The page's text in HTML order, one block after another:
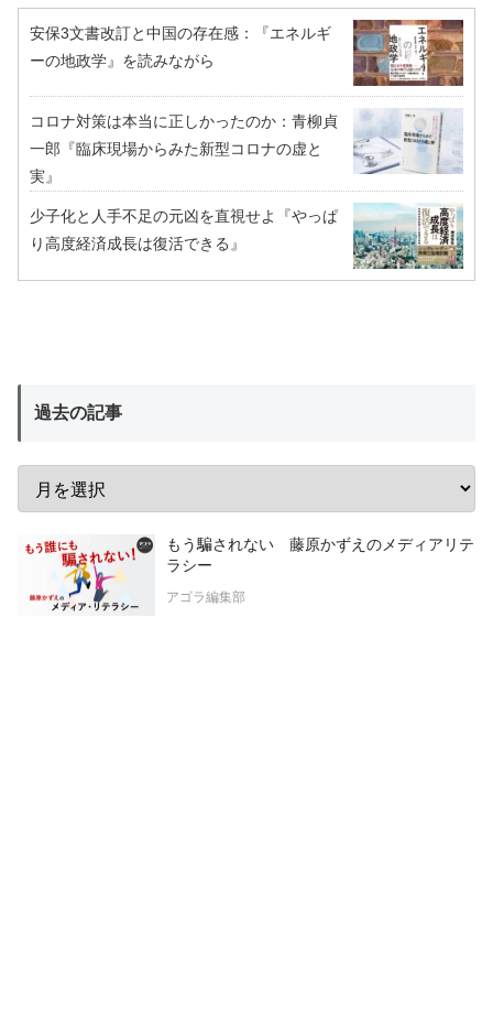
安保3文書改訂と中国の存在感：『エネルギ
ーの地政学』を読みながら
コロナ対策は本当に正しかったのか：青柳貞
一郎『臨床現場からみた新型コロナの虚と
実』
少子化と人手不足の元凶を直視せよ『やっぱ
り高度経済成長は復活できる』
過去の記事
もう騙されない 藤原かずえのメディアリテ
ラシー
アゴラ編集部